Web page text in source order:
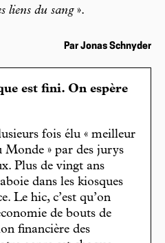
liens du sang».
Par Jonas Schnyder
est fini. On espère
fois élu « meilleur
» par des jurys
Plus de vingt ans
dans les kiosques
Le hic, c’est qu’on
de bouts de
financière des